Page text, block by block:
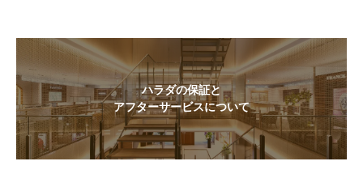
ハラダの保証と
アフターサービスについて